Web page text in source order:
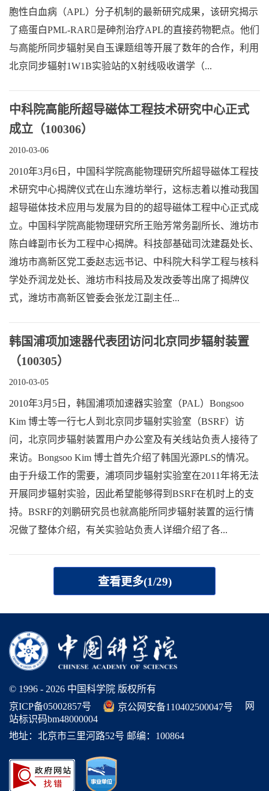
胞性白血病（APL）分子机制的最新研究成果，该研究揭示
了癌蛋白PML-RAR是砷剂治疗APL的直接药物靶点。他们
与高能所同步辐射吴自玉课题组等开展了数年的合作，利用
北京同步辐射1W1B实验站的X射线吸收谱学（...
中科院高能所超导磁体工程技术研究中心正式
成立（100306）
2010-03-06
2010年3月6日，中国科学院高能物理研究所超导磁体工程技
术研究中心揭牌仪式在山东潍坊举行，这标志着以推动我国
超导磁体技术应用与发展为目的的超导磁体工程中心正式成
立。中国科学院高能物理研究所王贻芳常务副所长、潍坊市
陈白峰副市长为工程中心揭牌。科技部基础司沈建磊处长、
潍坊市高新区党工委赵志远书记、中科院大科学工程与核科
学处乔润龙处长、潍坊市科技局及发改委等出席了揭牌仪
式，潍坊市高新区管委会张龙江副主任...
韩国浦项加速器代表团访问北京同步辐射装置
（100305）
2010-03-05
2010年3月5日，韩国浦项加速器实验室（PAL）Bongsoo
Kim 博士等一行七人到北京同步辐射实验室（BSRF）访
问，北京同步辐射装置用户办公室及有关线站负责人接待了
来访。Bongsoo Kim 博士首先介绍了韩国光源PLS的情况。
由于升级工作的需要，浦项同步辐射实验室在2011年将无法
开展同步辐射实验，因此希望能够得到BSRF在机时上的支
持。BSRF的刘鹏研究员也就高能所同步辐射装置的运行情
况做了整体介绍，有关实验站负责人详细介绍了各...
查看更多(1/29)
© 1996 - 2026 中国科学院 版权所有
京ICP备05002857号
京公网安备110402500047号
网
站标识码bm48000004
地址：北京市三里河路52号 邮编：100864